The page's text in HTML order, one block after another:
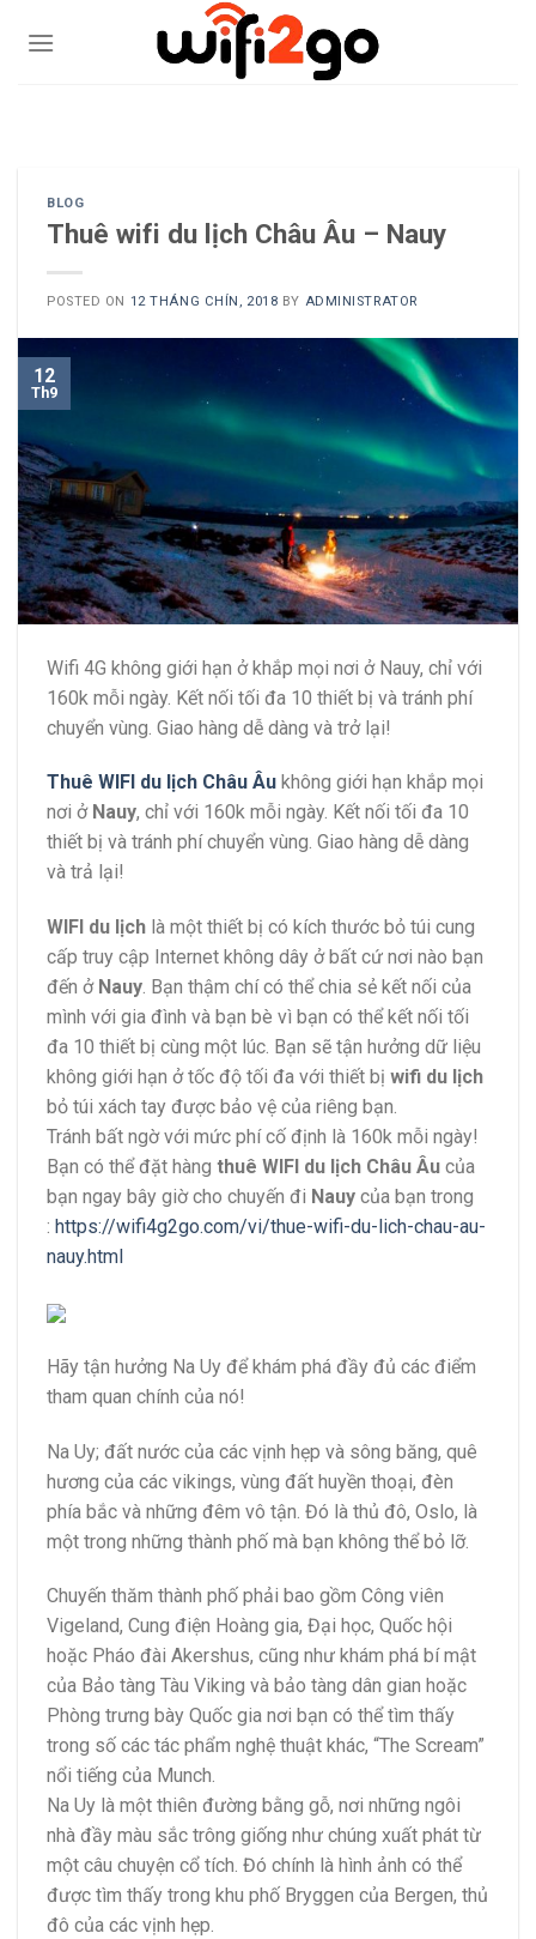
BLOG
Thuê wifi du lịch Châu Âu – Nauy
POSTED ON 12 THÁNG CHÍN, 2018 BY ADMINISTRATOR
12
Th9
Wifi 4G không giới hạn ở khắp mọi nơi ở Nauy, chỉ với
160k mỗi ngày. Kết nối tối đa 10 thiết bị và tránh phí
chuyển vùng. Giao hàng dễ dàng và trở lại!
Thuê WIFI du lịch Châu Âu không giới hạn khắp mọi
nơi ở Nauy, chỉ với 160k mỗi ngày. Kết nối tối đa 10
thiết bị và tránh phí chuyển vùng. Giao hàng dễ dàng
và trả lại!
WIFI du lịch là một thiết bị có kích thước bỏ túi cung
cấp truy cập Internet không dây ở bất cứ nơi nào bạn
đến ở Nauy. Bạn thậm chí có thể chia sẻ kết nối của
mình với gia đình và bạn bè vì bạn có thể kết nối tối
đa 10 thiết bị cùng một lúc. Bạn sẽ tận hưởng dữ liệu
không giới hạn ở tốc độ tối đa với thiết bị wifi du lịch
bỏ túi xách tay được bảo vệ của riêng bạn.
Tránh bất ngờ với mức phí cố định là 160k mỗi ngày!
Bạn có thể đặt hàng thuê WIFI du lịch Châu Âu của
bạn ngay bây giờ cho chuyến đi Nauy của bạn trong
: https://wifi4g2go.com/vi/thue-wifi-du-lich-chau-au-
nauy.html
Hãy tận hưởng Na Uy để khám phá đầy đủ các điểm
tham quan chính của nó!
Na Uy; đất nước của các vịnh hẹp và sông băng, quê
hương của các vikings, vùng đất huyền thoại, đèn
phía bắc và những đêm vô tận. Đó là thủ đô, Oslo, là
một trong những thành phố mà bạn không thể bỏ lỡ.
Chuyến thăm thành phố phải bao gồm Công viên
Vigeland, Cung điện Hoàng gia, Đại học, Quốc hội
hoặc Pháo đài Akershus, cũng như khám phá bí mật
của Bảo tàng Tàu Viking và bảo tàng dân gian hoặc
Phòng trưng bày Quốc gia nơi bạn có thể tìm thấy
trong số các tác phẩm nghệ thuật khác, “The Scream”
nổi tiếng của Munch.
Na Uy là một thiên đường bằng gỗ, nơi những ngôi
nhà đầy màu sắc trông giống như chúng xuất phát từ
một câu chuyện cổ tích. Đó chính là hình ảnh có thể
được tìm thấy trong khu phố Bryggen của Bergen, thủ
đô của các vịnh hẹp.